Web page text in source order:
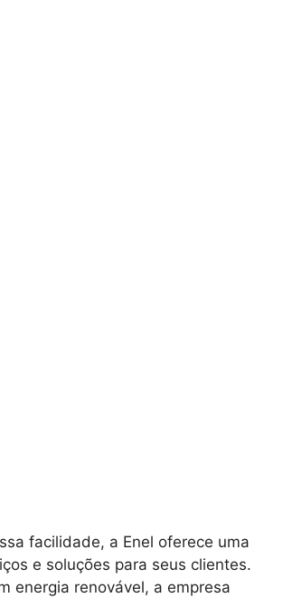
facilidade, a Enel oferece uma
e soluções para seus clientes.
energia renovável, a empresa